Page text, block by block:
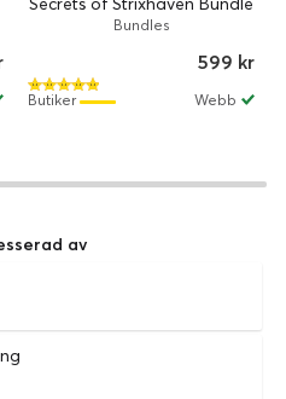
Bundles
599 kr
Webb
Butiker
av